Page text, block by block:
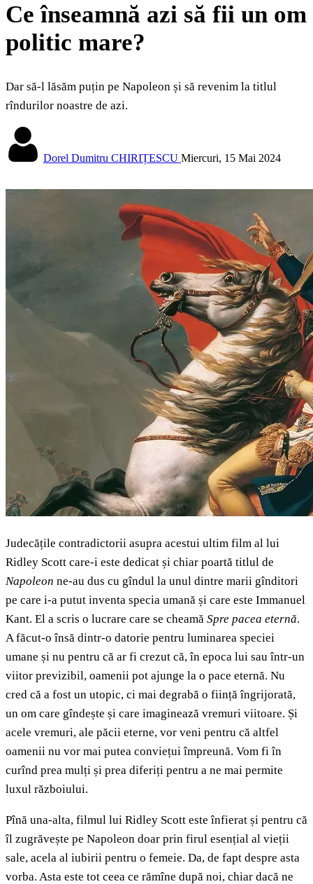
Ce înseamnă azi să fii un om
politic mare?
Dar să-l lăsăm puțin pe Napoleon și să revenim la titlul
rîndurilor noastre de azi.
Dorel Dumitru CHIRIȚESCU Miercuri, 15 Mai 2024
Judecățile contradictorii asupra acestui ultim film al lui
Ridley Scott care-i este dedicat și chiar poartă titlul de
Napoleon ne-au dus cu gîndul la unul dintre marii gînditori
pe care i-a putut inventa specia umană și care este Immanuel
Kant. El a scris o lucrare care se cheamă Spre pacea eternă.
A făcut-o însă dintr-o datorie pentru luminarea speciei
umane și nu pentru că ar fi crezut că, în epoca lui sau într-un
viitor previzibil, oamenii pot ajunge la o pace eternă. Nu
cred că a fost un utopic, ci mai degrabă o ființă îngrijorată,
un om care gîndește și care imaginează vremuri viitoare. Și
acele vremuri, ale păcii eterne, vor veni pentru că altfel
oamenii nu vor mai putea conviețui împreună. Vom fi în
curînd prea mulți și prea diferiți pentru a ne mai permite
luxul războiului.
Pînă una-alta, filmul lui Ridley Scott este înfierat și pentru că
îl zugrăvește pe Napoleon doar prin firul esențial al vieții
sale, acela al iubirii pentru o femeie. Da, de fapt despre asta
vorba. Asta este tot ceea ce rămîne după noi, chiar dacă ne